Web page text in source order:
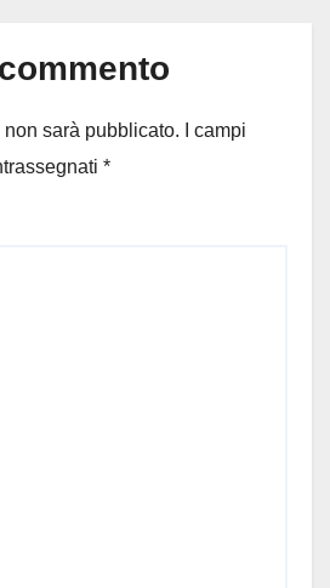
non sarà pubblicato.
I campi
*